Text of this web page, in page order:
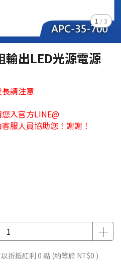
1 /3
輸出LED光源電源
請注意
入官方LINE@
服人員協助您！謝謝！
折抵紅利 0 點 (約等於 NT$0 )